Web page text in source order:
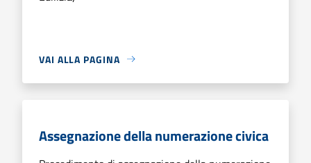
VAI ALLA PAGINA
Assegnazione della numerazione civica